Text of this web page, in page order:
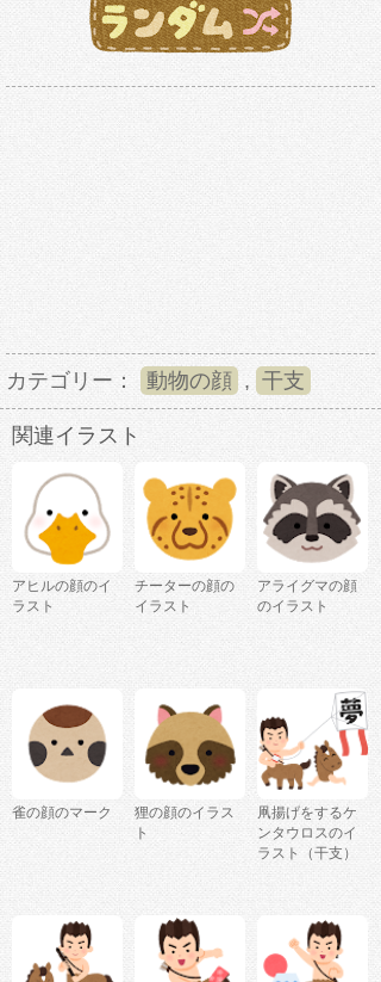
カテゴリー： 動物の顔 , 干支
関連イラスト
アヒルの顔のイ
ラスト
チーターの顔の
イラスト
アライグマの顔
のイラスト
雀の顔のマーク
狸の顔のイラス
ト
凧揚げをするケ
ンタウロスのイ
ラスト（干支）